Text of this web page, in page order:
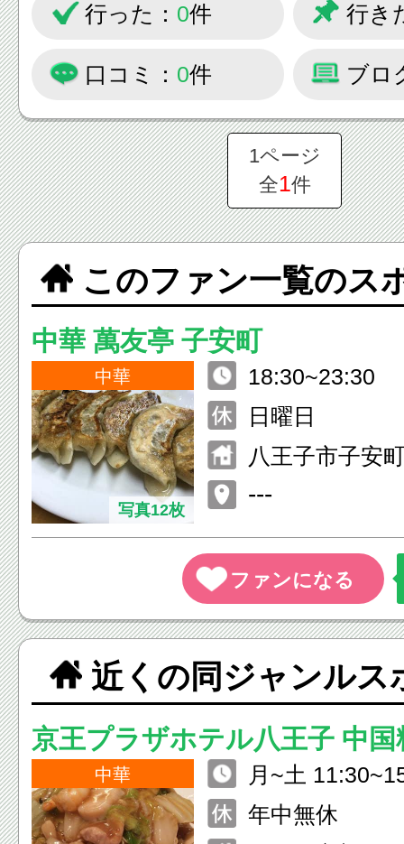
行った： 0件 行き
口コミ： 0件 ブロ
1ページ
全1件
このファン一覧のス
中華 萬友亭 子安町
中華
写真12枚
18:30~23:30
日曜日
八王子市子安
---
近くの同ジャンルス
京王プラザホテル八王子 中国
中華
月~土
1:30 日・祝日
年中無休